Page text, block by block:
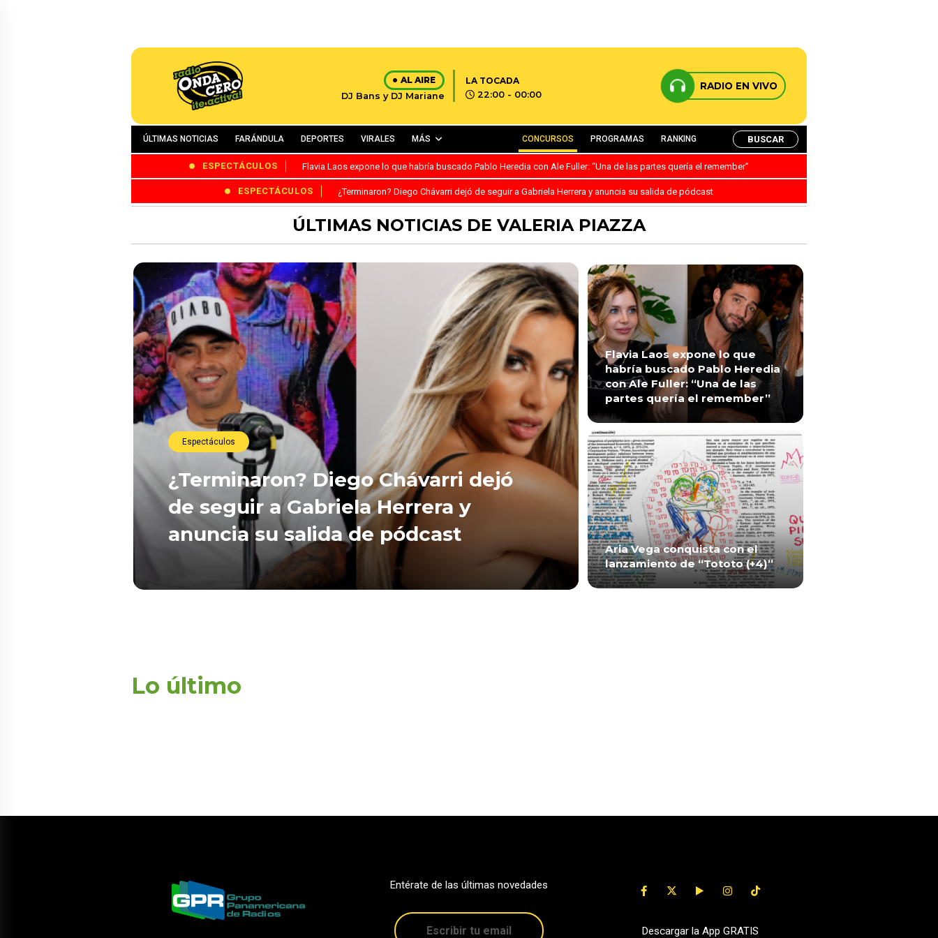
AL AIRE
DJ Bans y DJ Mariane
LA TOCADA
22:00 - 00:00
RADIO EN VIVO
ÚLTIMAS NOTICIAS FARÁNDULA DEPORTES VIRALES MÁS CONCURSOS PROGRAMAS RANKING BUSCAR
ESPECTÁCULOS Flavia Laos expone lo que habría buscado Pablo Heredia con Ale Fuller: “Una de las partes quería el remember”
ESPECTÁCULOS ¿Terminaron? Diego Chávarri dejó de seguir a Gabriela Herrera y anuncia su salida de pódcast
ÚLTIMAS NOTICIAS DE VALERIA PIAZZA
Espectáculos
¿Terminaron? Diego Chávarri dejó
de seguir a Gabriela Herrera y
anuncia su salida de pódcast
Flavia Laos expone lo que
habría buscado Pablo Heredia
con Ale Fuller: “Una de las
partes quería el remember”
Aria Vega conquista con el
lanzamiento de “Tototo (+4)”
Lo último
Entérate de las últimas novedades
Descargar la App GRATIS